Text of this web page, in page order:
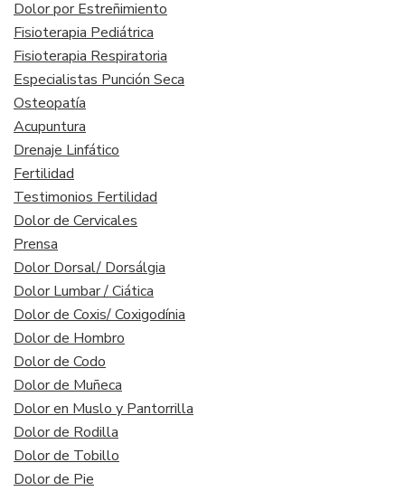
Dolor por Estreñimiento
Fisioterapia Pediátrica
Fisioterapia Respiratoria
Especialistas Punción Seca
Osteopatía
Acupuntura
Drenaje Linfático
Fertilidad
Testimonios Fertilidad
Dolor de Cervicales
Prensa
Dolor Dorsal/ Dorsálgia
Dolor Lumbar / Ciática
Dolor de Coxis/ Coxigodínia
Dolor de Hombro
Dolor de Codo
Dolor de Muñeca
Dolor en Muslo y Pantorrilla
Dolor de Rodilla
Dolor de Tobillo
Dolor de Pie